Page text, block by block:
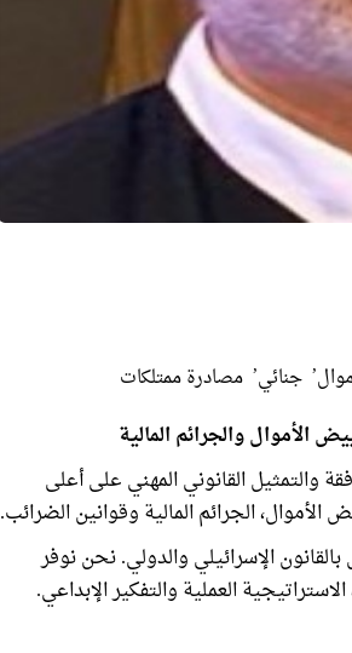
جنائي مصادرة ممتلكات
والجرائم المالية
والتمثيل القانوني المهني على أعلى
الجرائم المالية وقوانين الضرائب.
الإسرائيلي والدولي. نحن نوفر
العملية والتفكير الإبداعي.